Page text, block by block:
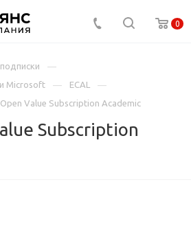
0
Microsoft
ECAL
Open Value Subscription Academic
Subscription